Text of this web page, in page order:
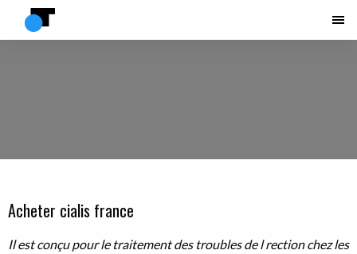
Acheter cialis france
Il est conçu pour le traitement des troubles del rection chez les